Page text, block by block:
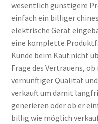
wesentlich günstigere
einfach ein billiger
elektrische Gerät
eine komplette
Kunde beim Kauf nicht
Frage des Vertrauens,
vernünftiger Qualität
verkauft um damit
generieren oder ob er
billig wie möglich